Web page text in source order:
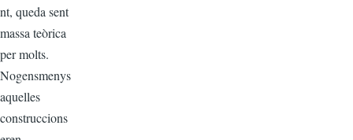
nt, queda sent
massa teòrica
per molts.
Nogensmenys
aquelles
construccions